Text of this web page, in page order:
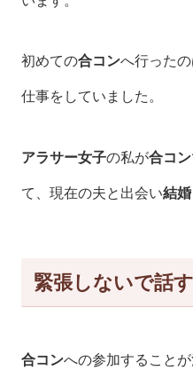
初めての合コンへ行った
仕事をしていました。
アラサー女子の私が合コン
て、現在の夫と出会い結婚
緊張しないで話
合コンへの参加すること